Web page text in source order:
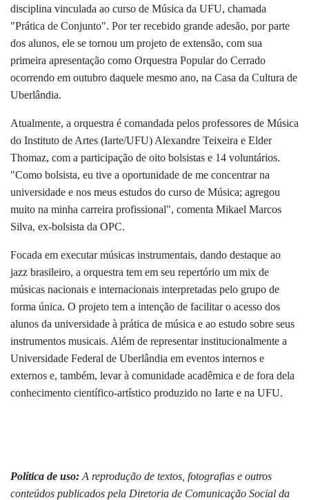
disciplina vinculada ao curso de Música da UFU, chamada
"Prática de Conjunto". Por ter recebido grande adesão, por parte
dos alunos, ele se tornou um projeto de extensão, com sua
primeira apresentação como Orquestra Popular do Cerrado
ocorrendo em outubro daquele mesmo ano, na Casa da Cultura de
Uberlândia.
Atualmente, a orquestra é comandada pelos professores de Música
do Instituto de Artes (Iarte/UFU) Alexandre Teixeira e Elder
Thomaz, com a participação de oito bolsistas e 14 voluntários.
"Como bolsista, eu tive a oportunidade de me concentrar na
universidade e nos meus estudos do curso de Música; agregou
muito na minha carreira profissional", comenta Mikael Marcos
Silva, ex-bolsista da OPC.
Focada em executar músicas instrumentais, dando destaque ao
jazz brasileiro, a orquestra tem em seu repertório um mix de
músicas nacionais e internacionais interpretadas pelo grupo de
forma única. O projeto tem a intenção de facilitar o acesso dos
alunos da universidade à prática de música e ao estudo sobre seus
instrumentos musicais. Além de representar institucionalmente a
Universidade Federal de Uberlândia em eventos internos e
externos e, também, levar à comunidade acadêmica e de fora dela
conhecimento científico-artístico produzido no Iarte e na UFU.
Política de uso: A reprodução de textos, fotografias e outros
conteúdos publicados pela Diretoria de Comunicação Social da